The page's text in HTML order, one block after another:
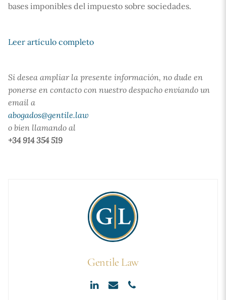
bases imponibles del impuesto sobre sociedades.
Leer artículo completo
Si desea ampliar la presente información, no dude en
ponerse en contacto con nuestro despacho enviando un
email a
abogados@gentile.law
o bien llamando al
+34 914 354 519
Gentile Law